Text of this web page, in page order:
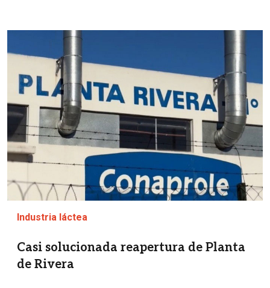
Industria láctea
Casi solucionada reapertura de Planta
de Rivera